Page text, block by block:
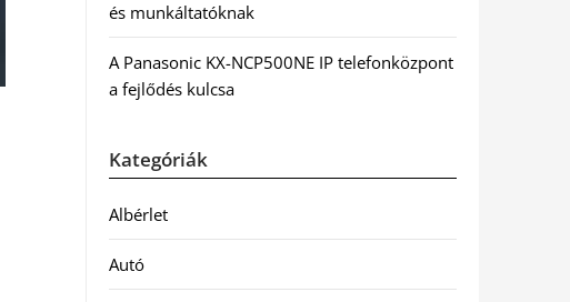
és munkáltatóknak
A Panasonic KX-NCP500NE IP telefonközpont
a fejlődés kulcsa
Kategóriák
Albérlet
Autó